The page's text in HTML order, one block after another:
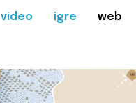
video igre web